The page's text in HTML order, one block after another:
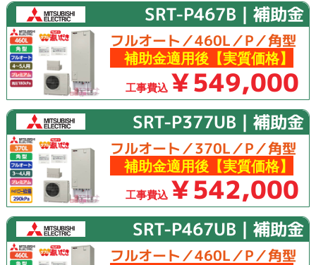
SRT-P467B｜補助金
フルオート／460L／P／角型
補助金適用後【実質価格】
工事費込 ￥549,000
SRT-P377UB｜補助金
フルオート／370L／P／角型
補助金適用後【実質価格】
工事費込 ￥542,000
SRT-P467UB｜補助金
フルオート／460L／P／角型